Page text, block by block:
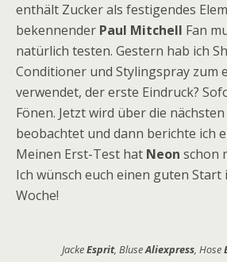
enthält Zucker als festigendes
bekennender Paul Mitchell Fan
natürlich testen. Gestern hab ich
Conditioner und Stylingspray zum
verwendet, der erste Eindruck?
Fönen. Jetzt wird über die
beobachtet und dann berichte ich
Meinen Erst-Test hat Neon schon
Ich wünsch euch einen guten Start
Woche!
JackeEsprit, BluseAliexpress, Hose